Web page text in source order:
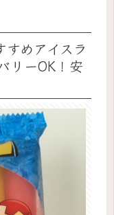
めアイスラ
リーOK！安